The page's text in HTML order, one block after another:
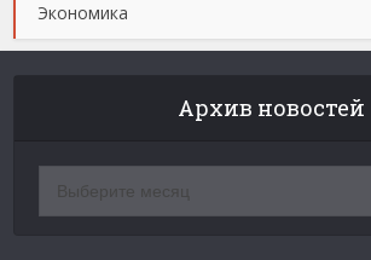
Экономика
Архив новостей
новостей